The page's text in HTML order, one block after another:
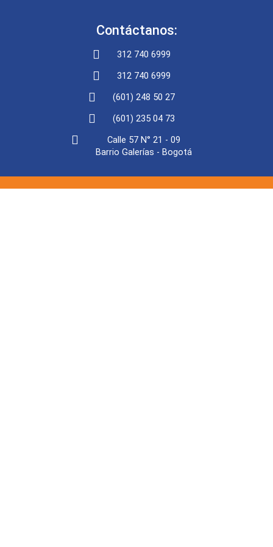
Contáctanos:
312 740 6999
312 740 6999
(601) 248 50 27
(601) 235 04 73
Calle 57 N° 21 - 09
Barrio Galerías - Bogotá